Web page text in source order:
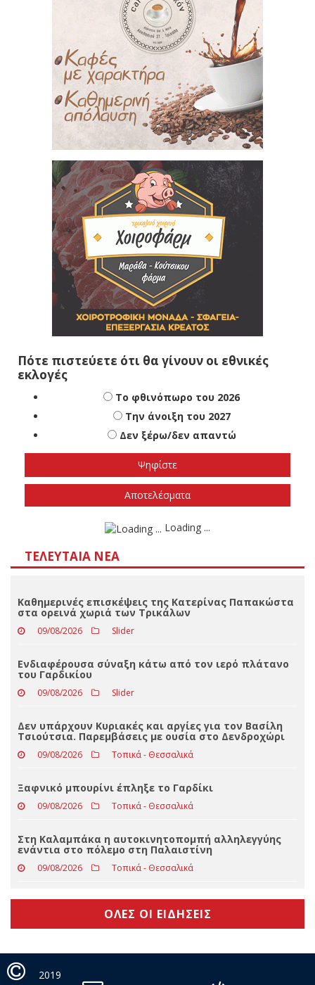
Πότε πιστεύετε ότι θα γίνουν οι εθνικές
εκλογές
Το φθινόπωρο του 2026
Την άνοιξη του 2027
Δεν ξέρω/δεν απαντώ
Αποτελέσματα
Loading ...
ΤΕΛΕΥΤΑΊΑ ΝΈΑ
Καθημερινές επισκέψεις της Κατερίνας Παπακώστα
στα ορεινά χωριά των Τρικάλων
09/08/2026 Slider
Ενδιαφέρουσα σύναξη κάτω από τον ιερό πλάτανο
του Γαρδικίου
09/08/2026 Slider
Δεν υπάρχουν Κυριακές και αργίες για τον Βασίλη
Τσιούτσια. Παρεμβάσεις με ουσία στο Δενδροχώρι
09/08/2026 Τοπικά - Θεσσαλικά
Ξαφνικό μπουρίνι έπληξε το Γαρδίκι
09/08/2026 Τοπικά - Θεσσαλικά
Στη Καλαμπάκα η αυτοκινητοπομπή αλληλεγγύης
ενάντια στο πόλεμο στη Παλαιστίνη
09/08/2026 Τοπικά - Θεσσαλικά
ΟΛΕΣ ΟΙ ΕΙΔΗΣΕΙΣ
2019